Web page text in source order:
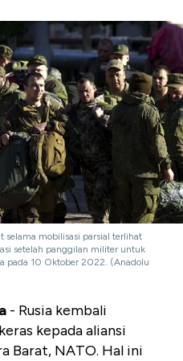
selama mobilisasi parsial terlihat
setelah panggilan militer untuk
pada 10 Oktober 2022. (Anadolu
- Rusia kembali
kepada aliansi
Barat, NATO. Hal ini